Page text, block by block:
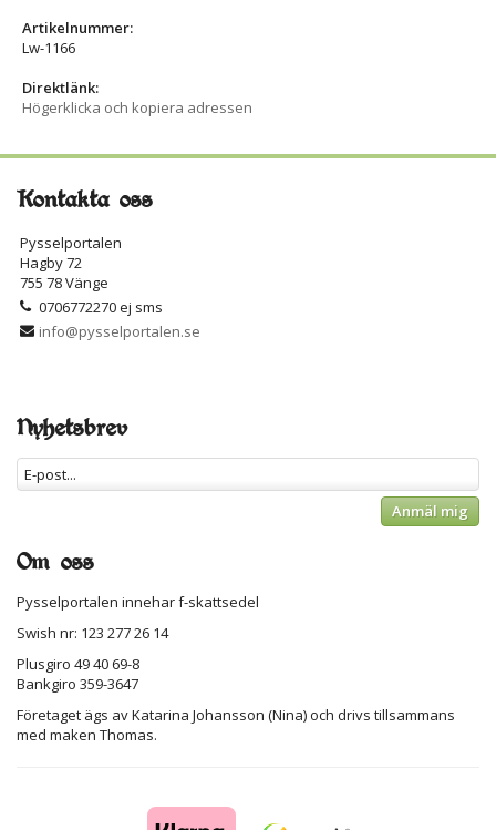
Artikelnummer:
Lw-1166
Direktlänk:
Högerklicka och kopiera adressen
Kontakta oss
Pysselportalen
Hagby 72
755 78 Vänge
0706772270 ej sms
info@pysselportalen.se
Nyhetsbrev
Anmäl mig
Om oss
Pysselportalen innehar f-skattsedel
Swish nr: 123 277 26 14
Plusgiro 49 40 69-8
Bankgiro 359-3647
Företaget ägs av Katarina Johansson (Nina) och drivs tillsammans
med maken Thomas.